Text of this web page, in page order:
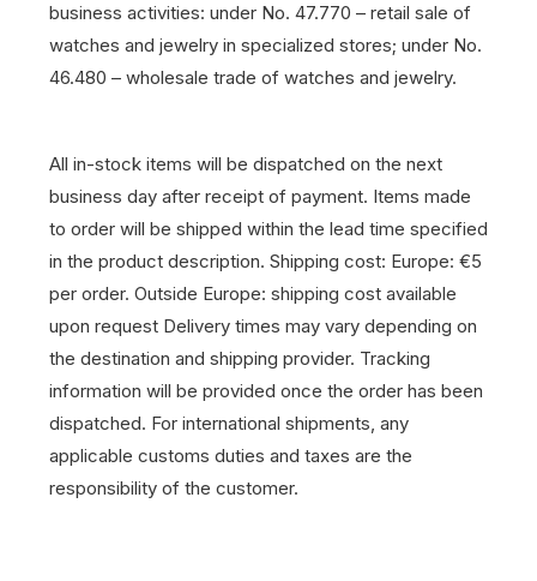
business activities: under No. 47.770 – retail sale of
watches and jewelry in specialized stores; under No.
46.480 – wholesale trade of watches and jewelry.
All in-stock items will be dispatched on the next
business day after receipt of payment. Items made
to order will be shipped within the lead time specified
in the product description. Shipping cost: Europe: €5
per order. Outside Europe: shipping cost available
upon request Delivery times may vary depending on
the destination and shipping provider. Tracking
information will be provided once the order has been
dispatched. For international shipments, any
applicable customs duties and taxes are the
responsibility of the customer.